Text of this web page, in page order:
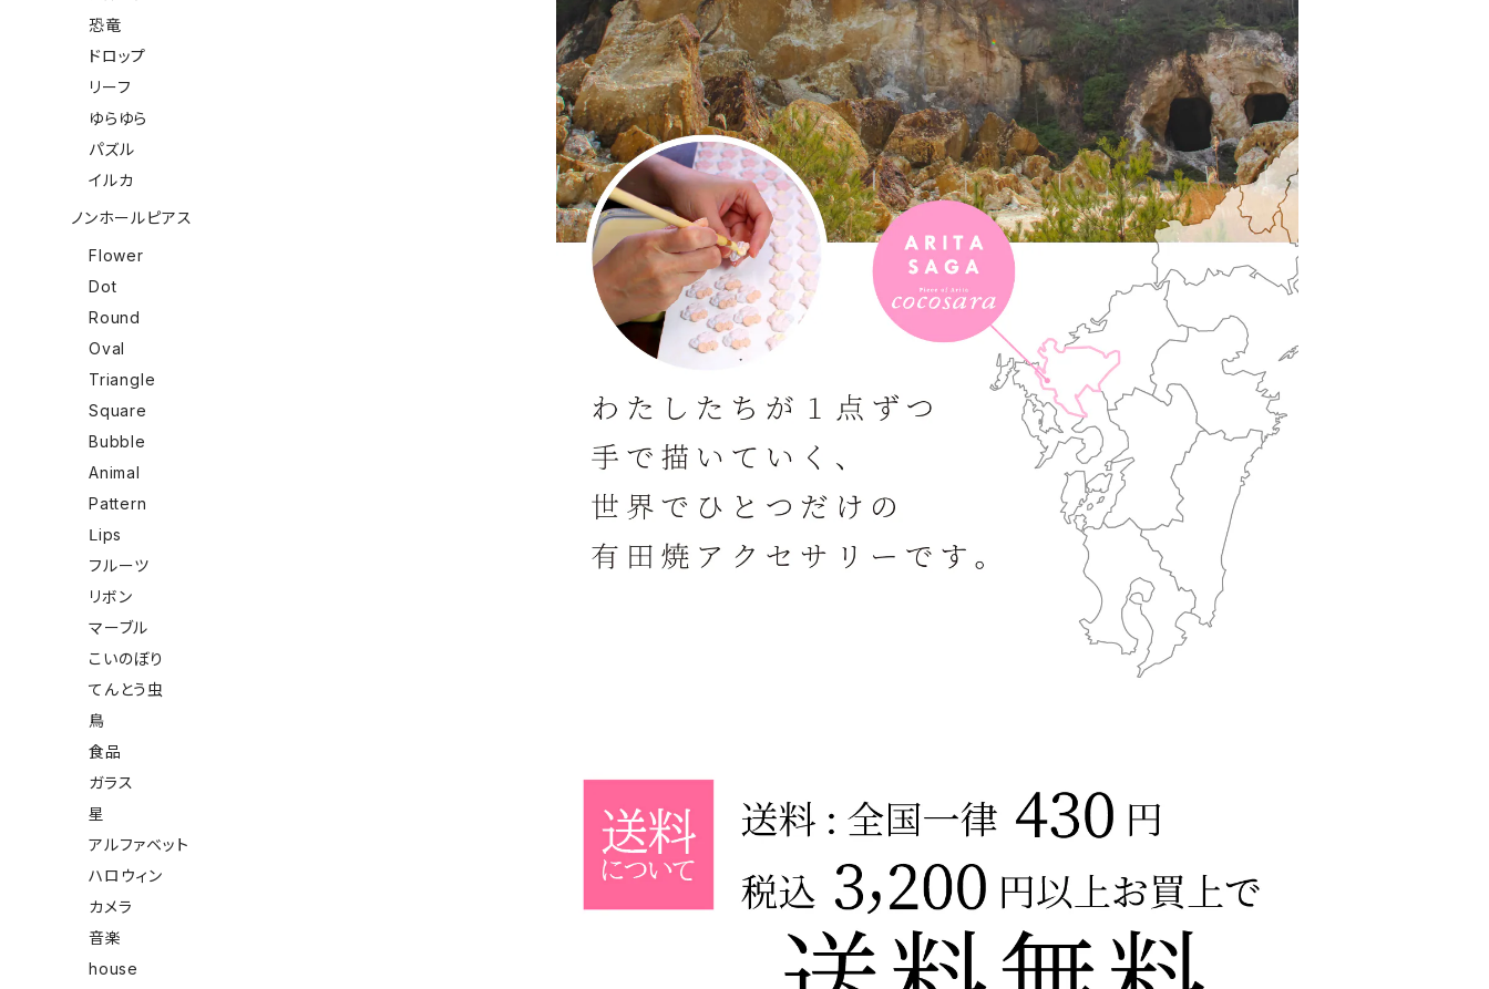
恐竜
ドロップ
リーフ
ゆらゆら
パズル
イルカ
ノンホールピアス
Flower
Dot
Round
Oval
Triangle
Square
Bubble
Animal
Pattern
Ⅼips
フルーツ
リボン
マーブル
こいのぼり
てんとう虫
鳥
食品
ガラス
星
アルファベット
ハロウィン
カメラ
音楽
house